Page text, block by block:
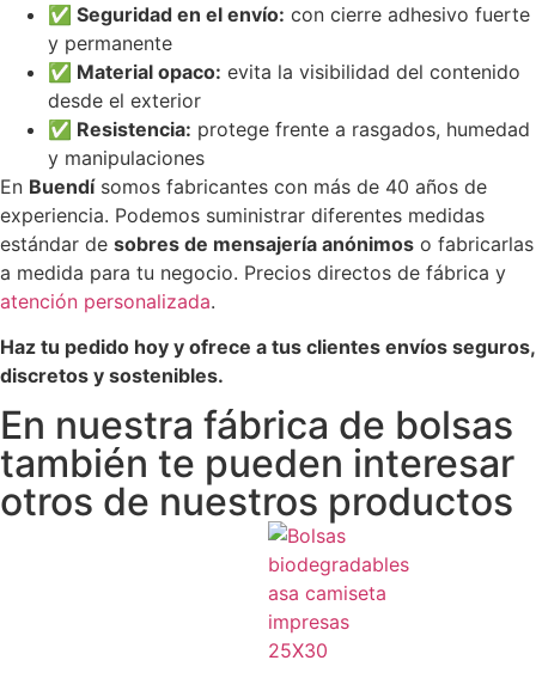
✅ Seguridad en el envío: con cierre adhesivo fuerte
y permanente
✅ Material opaco: evita la visibilidad del contenido
desde el exterior
✅ Resistencia: protege frente a rasgados, humedad
y manipulaciones
En Buendísomos fabricantes con más de 40 años de
experiencia. Podemos suministrar diferentes medidas
estándar de sobres de mensajería anónimos o fabricarlas
a medida para tu negocio. Precios directos de fábrica y
atención personalizada.
Haz tu pedido hoy y ofrece a tus clientes envíos seguros,
discretos y sostenibles.
En nuestra fábrica de bolsas
también te pueden interesar
otros de nuestros productos